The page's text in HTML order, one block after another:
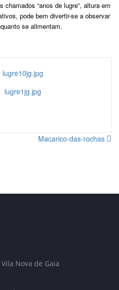
“anos de lugre”, altura em
pode bem divertir-se a observar
se alimentam.
Macarico-das-rochas
Nova de Gaia